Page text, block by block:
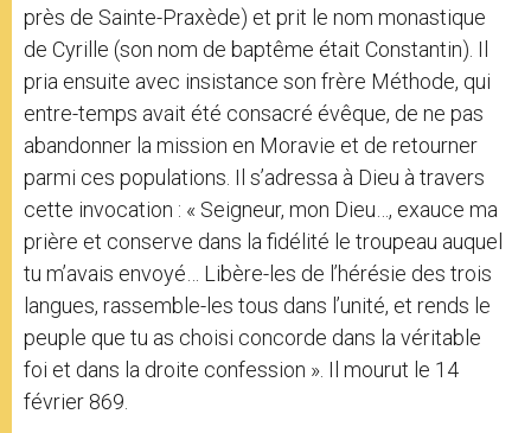
près de Sainte-Praxède) et prit le nom monastique
de Cyrille (son nom de baptême était Constantin). Il
pria ensuite avec insistance son frère Méthode, qui
entre-temps avait été consacré évêque, de ne pas
abandonner la mission en Moravie et de retourner
parmi ces populations. Il s’adressa à Dieu à travers
cette invocation : « Seigneur, mon Dieu…, exauce ma
prière et conserve dans la fidélité le troupeau auquel
tu m’avais envoyé… Libère-les de l’hérésie des trois
langues, rassemble-les tous dans l’unité, et rends le
peuple que tu as choisi concorde dans la véritable
foi et dans la droite confession ». Il mourut le 14
février 869.